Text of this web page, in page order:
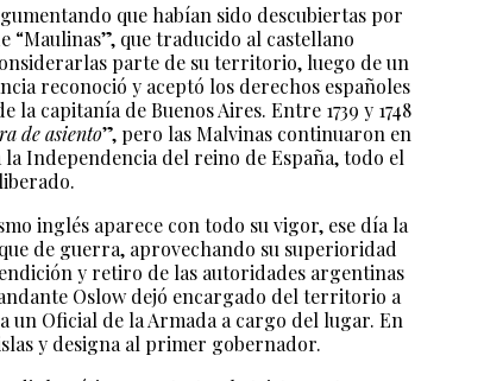
que habían sido descubiertas por
“Maulinas”, que traducido al castellano
parte de su territorio, luego de un
reconoció y aceptó los derechos españoles
capitanía de Buenos Aires. Entre 1739 y 1748
de asiento”, pero las Malvinas continuaron en
Independencia del reino de España, todo el
inglés aparece con todo su vigor, ese día la
de guerra, aprovechando su superioridad
y retiro de las autoridades argentinas
Oslow dejó encargado del territorio a
un Oficial de la Armada a cargo del lugar. En
y designa al primer gobernador.